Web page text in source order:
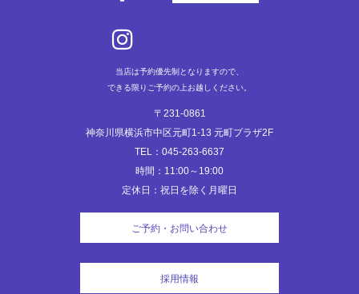
当店は予約優先制となりますので、
できる限りご予約の上お越しください。
〒231-0861
神奈川県横浜市中区元町1-13 元町プラザ2F
TEL：045-263-6637
時間：11:00～19:00
定休日：祝日を除く月曜日
ご予約・お問い合わせ
採用情報